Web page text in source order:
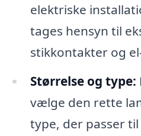
elektriske
tages hensyn til
stikkontakter og
Størrelse og type:
vælge den rette
type, der passer